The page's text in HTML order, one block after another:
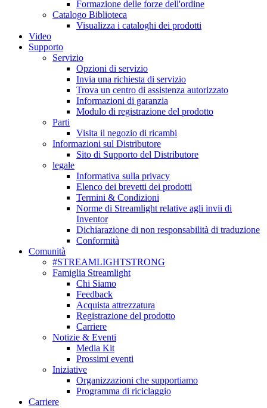
Formazione delle forze dell'ordine
Catalogo Biblioteca
Visualizza i cataloghi dei prodotti
Video
Supporto
Servizio
Opzioni di servizio
Invia una richiesta di servizio
Trova un centro di assistenza autorizzato
Informazioni di garanzia
Modulo di registrazione del prodotto
Parti
Visita il negozio di ricambi
Informazioni sul Distributore
Sito di Supporto del Distributore
legale
Informativa sulla privacy
Elenco dei brevetti dei prodotti
Termini & Condizioni
Norme di Streamlight relative agli invii di
Inventor
Dichiarazione di non responsabilità di traduzione
Conformità
Comunità
#STREAMLIGHTSTRONG
Famiglia Streamlight
Chi Siamo
Feedback
Acquista attrezzatura
Registrazione del prodotto
Carriere
Notizie & Eventi
Media Kit
Prossimi eventi
Iniziative
Organizzazioni che supportiamo
Programma di riciclaggio
Carriere